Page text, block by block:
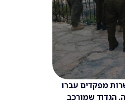
יוצא לדרך. עשרות מפקדים עברו
הגדוד שמורכב